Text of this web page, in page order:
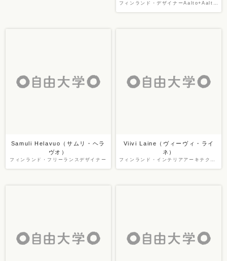
フィンランド・デザイナーAalto+Aalto／日本フィンランドデザイン協会フィンランド本部理事長
Samuli Helavuo（サムリ・ヘラ
ヴオ）
フィンランド・フリーランスデザイナー
Viivi Laine（ヴィーヴィ・ライ
ネ）
フィンランド・インテリアアーキテクト／デザイナー